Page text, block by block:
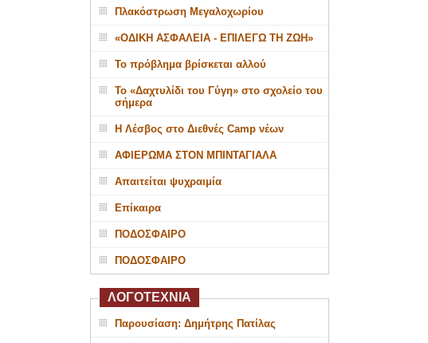
Πλακόστρωση Μεγαλοχωρίου
«ΟΔΙΚΗ ΑΣΦΑΛΕΙΑ - ΕΠΙΛΕΓΩ ΤΗ ΖΩΗ»
Το πρόβλημα βρίσκεται αλλού
Το «Δαχτυλίδι του Γύγη» στο σχολείο του
σήμερα
Η Λέσβος στο Διεθνές Camp νέων
ΑΦΙΕΡΩΜΑ ΣΤΟΝ ΜΠΙΝΤΑΓΙΑΛΑ
Απαιτείται ψυχραιμία
Επίκαιρα
ΠΟΔΟΣΦΑΙΡΟ
ΠΟΔΟΣΦΑΙΡΟ
ΛΟΓΟΤΕΧΝΙΑ
Παρουσίαση: Δημήτρης Πατίλας